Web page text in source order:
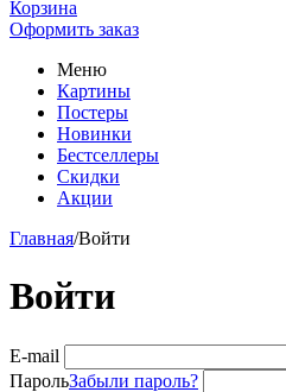
Корзина
Оформить заказ
Меню
Картины
Постеры
Новинки
Бестселлеры
Скидки
Акции
Главная/Войти
Войти
E-mail
ПарольЗабыли пароль?